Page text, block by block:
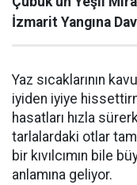
İzmarit Yangına
Yaz sıcaklarının
iyiden iyiye
hasatları hızla
tarlalardaki otlar
bir kıvılcımın bile
anlamına geliyor.